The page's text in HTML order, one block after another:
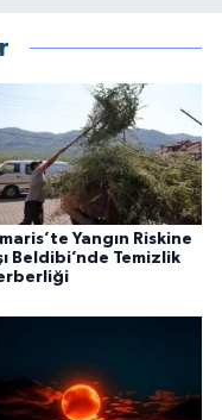
Yangın Riskine
Beldibi’nde Temizlik